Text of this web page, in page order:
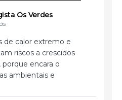
Os Verdes
de calor extremo e
riscos a crescidos
porque encara o
ambientais e